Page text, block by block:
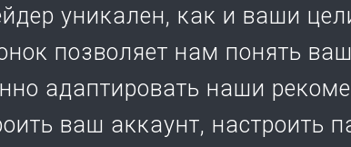
уникален, как и ваши
позволяет нам понять
адаптировать наши
ваш аккаунт, настроить